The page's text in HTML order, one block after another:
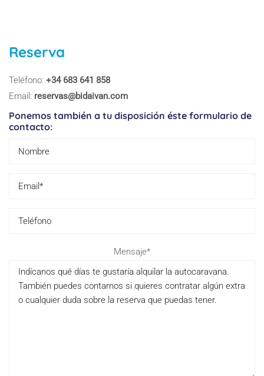
Reserva
Teléfono: +34 683 641 858
Email: reservas@bidaivan.com
Ponemos también a tu disposición éste formulario de
contacto:
leave
this
field
Mensaje*